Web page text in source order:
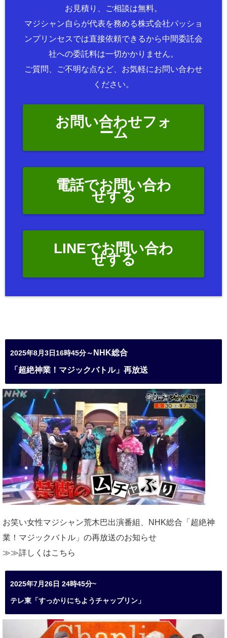
お見積り、ご相談は無料。
マジシャン自らが代表を務める株式会社パッショ
ンプリンセスでは直接依頼できるから中間委託会
社への委託料は一切かかりません。
ご質問、ご不明な点など、お気軽にお問い合わせ
ください。
お問い合わせフォ
ーム
電話でお問い合わ
せする
LINEでお問い合わ
せする
2025年8月3日16時45分～ NHK総合
「超絶神業！マジックバトル」再放送
お笑い女性マジシャン荒木巴出演番組、
NHK総合「超絶神
業！マジックバトル」の再放送のお知らせ
≫≫詳しくはこちら
2025年7月26日 24時45分~
テレ東「すっかりにちようチャップリン」